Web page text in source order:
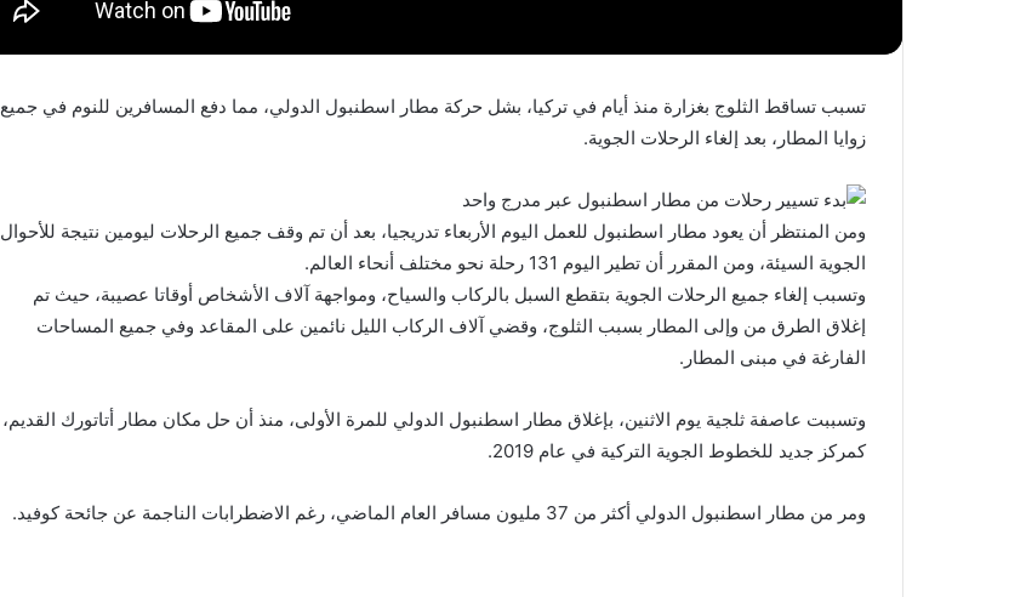
تسبب تساقط الثلوج بغزارة منذ أيام في تركيا، بشل حركة مطار اسطنبول الدولي، مما دفع المسافرين للنوم في جميع
زوايا المطار، بعد إلغاء الرحلات الجوية.
ومن المنتظر أن يعود مطار اسطنبول للعمل اليوم الأربعاء تدريجيا، بعد أن تم وقف جميع الرحلات ليومين نتيجة للأحوال
الجوية السيئة، ومن المقرر أن تطير اليوم 131 رحلة نحو مختلف أنحاء العالم.
وتسبب إلغاء جميع الرحلات الجوية بتقطع السبل بالركاب والسياح، ومواجهة آلاف الأشخاص أوقاتا عصيبة، حيث تم
إغلاق الطرق من وإلى المطار بسبب الثلوج، وقضي آلاف الركاب الليل نائمين على المقاعد وفي جميع المساحات
الفارغة في مبنى المطار.
وتسببت عاصفة ثلجية يوم الاثنين، بإغلاق مطار اسطنبول الدولي للمرة الأولى، منذ أن حل مكان مطار أتاتورك القديم،
كمركز جديد للخطوط الجوية التركية في عام 2019.
ومر من مطار اسطنبول الدولي أكثر من 37 مليون مسافر العام الماضي، رغم الاضطرابات الناجمة عن جائحة كوفيد.